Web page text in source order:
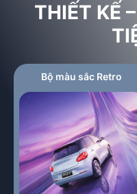
THIẾT KẾ
Bộ màu sắc Retro
Tỉnh/Thành phố*